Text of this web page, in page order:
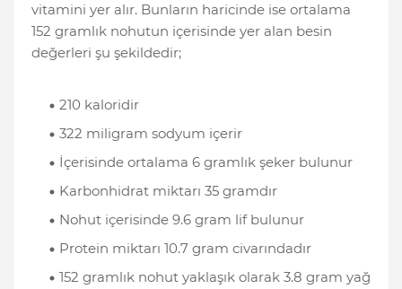
vitamini yer alır. Bunların haricinde ise ortalama
152 gramlık nohutun içerisinde yer alan besin
değerleri şu şekildedir;
210 kaloridir
322 miligram sodyum içerir
İçerisinde ortalama 6 gramlık şeker bulunur
Karbonhidrat miktarı 35 gramdır
Nohut içerisinde 9.6 gram lif bulunur
Protein miktarı 10.7 gram civarındadır
152 gramlık nohut yaklaşık olarak 3.8 gram yağ